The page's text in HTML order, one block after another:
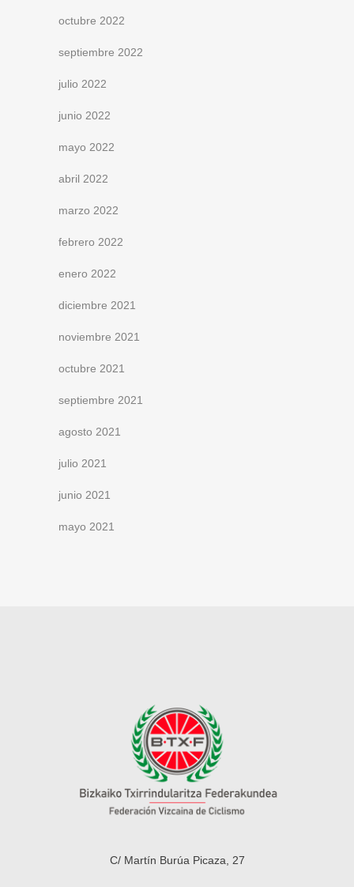
octubre 2022
septiembre 2022
julio 2022
junio 2022
mayo 2022
abril 2022
marzo 2022
febrero 2022
enero 2022
diciembre 2021
noviembre 2021
octubre 2021
septiembre 2021
agosto 2021
julio 2021
junio 2021
mayo 2021
C/ Martín Burúa Picaza, 27